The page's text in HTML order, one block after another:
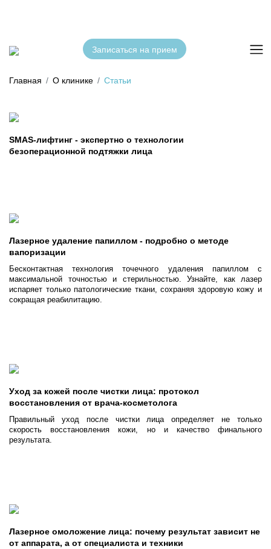
Записаться на прием
Главная О клинике Статьи
SMAS-лифтинг - экспертно о технологии
безоперационной подтяжки лица
Лазерное удаление папиллом - подробно о методе
вапоризации
Бесконтактная технология точечного удаления папиллом с
максимальной точностью и стерильностью. Узнайте, как лазер
испаряет только патологические ткани, сохраняя здоровую кожу и
сокращая реабилитацию.
Уход за кожей после чистки лица: протокол
восстановления от врача-косметолога
Правильный уход после чистки лица определяет не только
скорость восстановления кожи, но и качество финального
результата.
Лазерное омоложение лица: почему результат зависит не
от аппарата, а от специалиста и техники